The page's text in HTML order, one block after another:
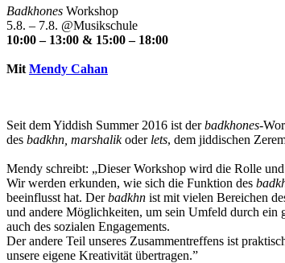
Badkhones Workshop
5.8. – 7.8. @Musikschule
10:00 – 13:00 & 15:00 – 18:00
Mit Mendy Cahan
Seit dem Yiddish Summer 2016 ist derbadkhones-
des badkhn, marshalikoder lets, dem jiddischen
Mendy schreibt: „Dieser Workshop wird die Rolle
Wir werden erkunden, wie sich die Funktion des
beeinflusst hat. Derbadkhn ist mit vielen Bereichen
und andere Möglichkeiten, um sein Umfeld durch ein
auch des sozialen Engagements.
Der andere Teil unseres Zusammentreffens ist
unsere eigene Kreativität übertragen.”